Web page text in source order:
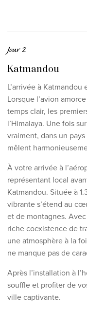
Jour 2
Katmandou
L’arrivée à
Lorsque l’avion
temps clair, les
l’Himalaya. Une fois
vraiment, dans un
mêlent
À votre arrivée à
représentant local
Katmandou. Située à
vibrante s’étend au
et de montagnes.
riche coexistence de
une atmosphère à la
ne manque pas de
Après l’installation à
souffle et profiter de
ville captivante.